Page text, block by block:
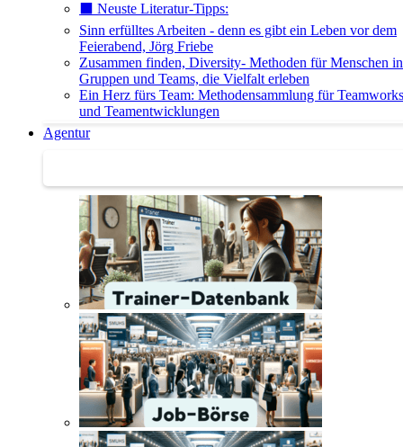
⬛️ Neuste Literatur-Tipps:
Sinn erfülltes Arbeiten - denn es gibt ein Leben vor dem
Feierabend, Jörg Friebe
Zusammen finden, Diversity- Methoden für Menschen in
Gruppen und Teams, die Vielfalt erleben
Ein Herz fürs Team: Methodensammlung für
und Teamentwicklungen
Agentur